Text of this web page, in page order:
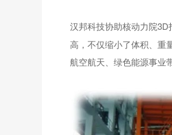
汉邦科技协助核动力院3D
高，不仅缩小了体积、重
航空航天、绿色能源事业